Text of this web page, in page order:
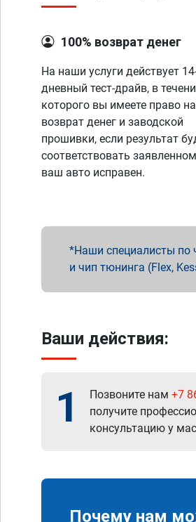
100% возврат денег
На наши услуги действует
дневный тест-драйв, в
которого вы имеете право на
возврат денег и заводской
прошивки, если результат
соответствовать
ваш авто исправен.
Наши специалисты по
и чип тюнинга (Flex,
Ваши действия:
1 Позвоните нам +7
получите
консультацию у
Почему нам